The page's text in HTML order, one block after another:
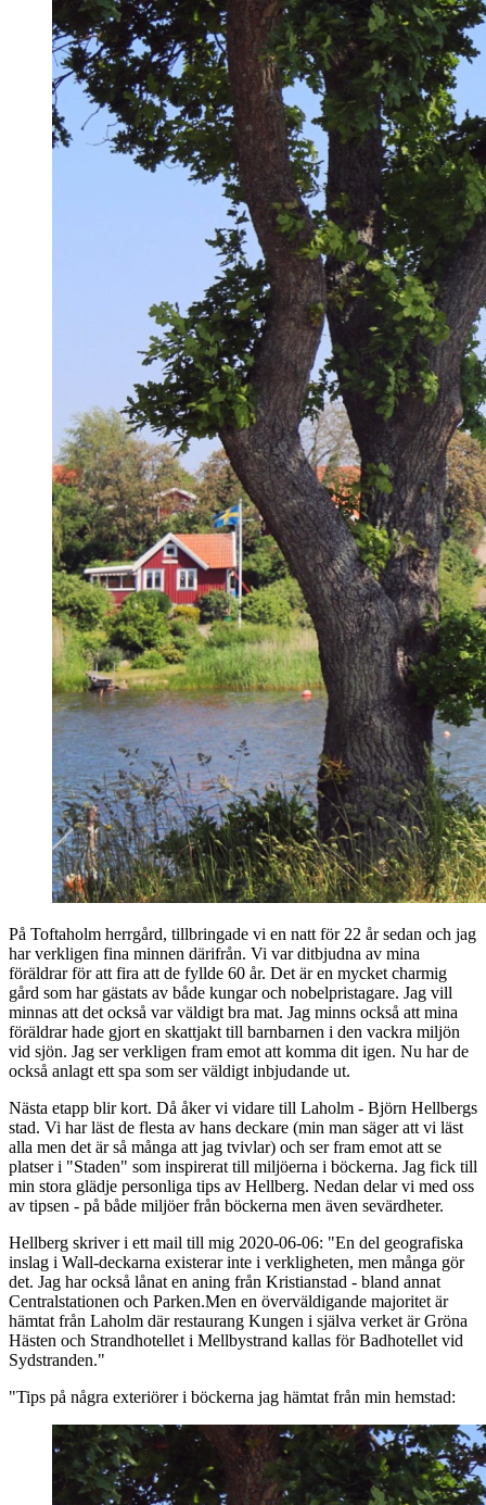
På Toftaholm herrgård, tillbringade vi en natt för 22 år sedan och jag
har verkligen fina minnen därifrån. Vi var ditbjudna av mina
föräldrar för att fira att de fyllde 60 år. Det är en mycket charmig
gård som har gästats av både kungar och nobelpristagare. Jag vill
minnas att det också var väldigt bra mat. Jag minns också att mina
föräldrar hade gjort en skattjakt till barnbarnen i den vackra miljön
vid sjön. Jag ser verkligen fram emot att komma dit igen. Nu har de
också anlagt ett spa som ser väldigt inbjudande ut.
Nästa etapp blir kort. Då åker vi vidare till Laholm - Björn Hellbergs
stad. Vi har läst de flesta av hans deckare (min man säger att vi läst
alla men det är så många att jag tvivlar) och ser fram emot att se
platser i "Staden" som inspirerat till miljöerna i böckerna. Jag fick till
min stora glädje personliga tips av Hellberg. Nedan delar vi med oss
av tipsen - på både miljöer från böckerna men även sevärdheter.
Hellberg skriver i ett mail till mig 2020-06-06: "En del geografiska
inslag i Wall-deckarna existerar inte i verkligheten, men många gör
det. Jag har också lånat en aning från Kristianstad - bland annat
Centralstationen och Parken.Men en överväldigande majoritet är
hämtat från Laholm där restaurang Kungen i själva verket är Gröna
Hästen och Strandhotellet i Mellbystrand kallas för Badhotellet vid
Sydstranden."
"Tips på några exteriörer i böckerna jag hämtat från min hemstad: